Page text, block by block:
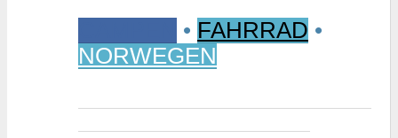
• FAHRRAD •
NORWEGEN